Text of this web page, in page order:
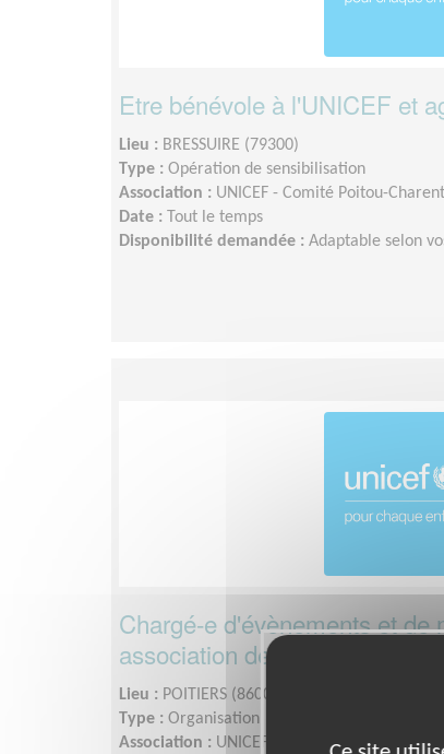
Etre bénévole à l'UNICEF et
Lieu : BRESSUIRE (79300)
Type : Opération de sensibilisation
Association : UNICEF - Comité Poitou-
Date :
Tout le temps
Disponibilité demandée : Adaptable selon
Chargé-e d'évènements et de
association de soutien aux
Lieu : POITIERS (86000)
Type : Organisation, Gestion de projets
Association : UNICEF - Comité Poitou-